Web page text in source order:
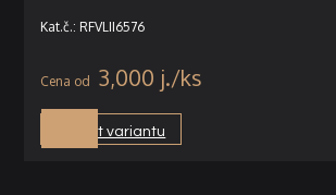
Kat.č.: RFVLII6576
3,000 j.
Vybrat variantu